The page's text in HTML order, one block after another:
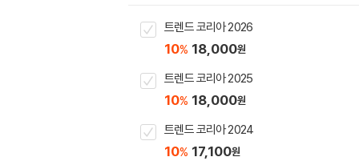
트렌드 코리아 2026
10% 18,000원
트렌드 코리아 2025
10% 18,000원
트렌드 코리아 2024
10% 17,100원